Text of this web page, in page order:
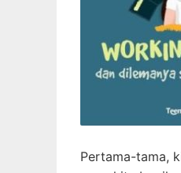
Pertama-tama,